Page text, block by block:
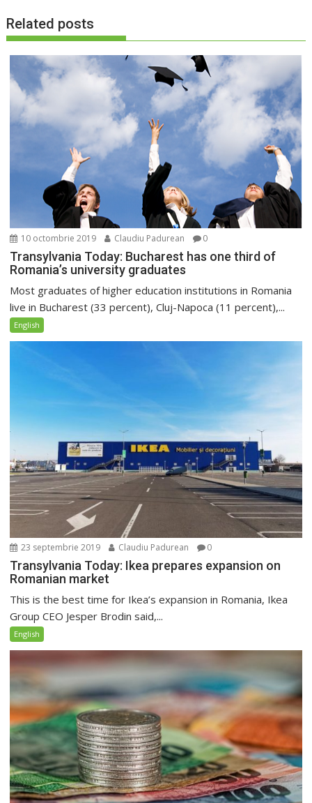
Related posts
10 octombrie 2019 Claudiu Padurean 0
Transylvania Today: Bucharest has one third of
Romania’s university graduates
Most graduates of higher education institutions in Romania
live in Bucharest (33 percent), Cluj-Napoca (11 percent),...
English
23 septembrie 2019 Claudiu Padurean 0
Transylvania Today: Ikea prepares expansion on
Romanian market
This is the best time for Ikea’s expansion in Romania, Ikea
Group CEO Jesper Brodin said,...
English